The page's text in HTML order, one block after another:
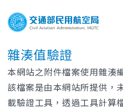
雜湊值驗證
本網站之附件檔案使用雜湊
該檔案是由本網站所提供，
載驗證工具，透過工具計算